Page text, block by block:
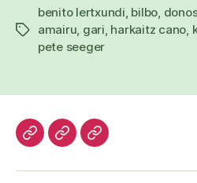
Etiketak
benito lertxundi, bilbo,
amairu, gari, harkaitz cano,
pete seeger
HasieraKazetari
Patxi